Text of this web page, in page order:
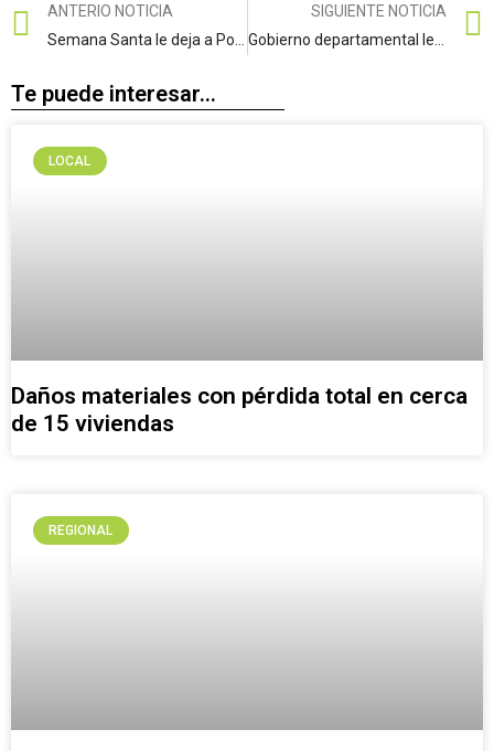
ANTERIO NOTICIA
SIGUIENTE NOTICIA
Te puede interesar...
LOCAL
Daños materiales con pérdida total en cerca
de 15 viviendas
REGIONAL